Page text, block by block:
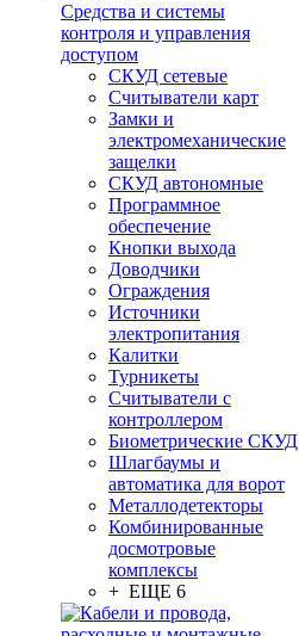
Средства и системы
контроля и управления
доступом
СКУД сетевые
Считыватели карт
Замки и
электромеханические
защелки
СКУД автономные
Программное
обеспечение
Кнопки выхода
Доводчики
Ограждения
Источники
электропитания
Калитки
Турникеты
Считыватели с
контроллером
Биометрические СКУД
Шлагбаумы и
автоматика для ворот
Металлодетекторы
Комбинированные
досмотровые
комплексы
+ ЕЩЕ 6